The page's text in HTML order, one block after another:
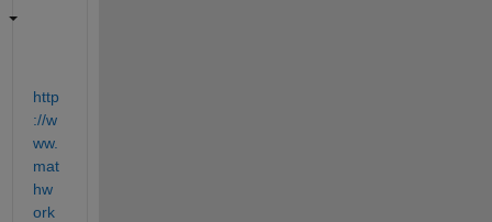
http
://w
ww.
mat
hw
ork